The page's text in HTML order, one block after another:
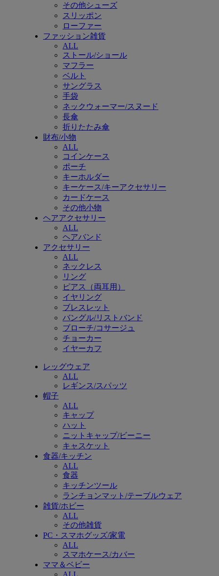
その他シューズ
スリッポン
ローファー
ファッション雑貨
ALL
ストール/ショール
マフラー
ベルト
サングラス
手袋
ネックウォーマー/スヌード
長傘
折りたたみ傘
財布/小物
ALL
コインケース
ポーチ
キーホルダー
キーケース/キーアクセサリー
カードケース
その他小物
ヘアアクセサリー
ALL
ヘアバンド
アクセサリー
ALL
ネックレス
リング
ピアス（両耳用）
イヤリング
ブレスレット
バングル/リストバンド
ブローチ/コサージュ
チョーカー
イヤーカフ
レッグウェア
ALL
レギンス/スパッツ
帽子
ALL
キャップ
ハット
ニットキャップ/ビーニー
キャスケット
食器/キッチン
ALL
食器
キッチンツール
ランチョンマット/テーブルウェア
雑貨/ホビー
ALL
その他雑貨
PC・スマホグッズ/家電
ALL
スマホケース/カバー
ママ＆ベビー
ALL